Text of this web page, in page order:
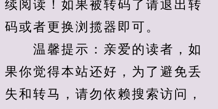
续阅读！如果被转码了请退出转
码或者更换浏揽器即可。
温馨提示：亲爱的读者，如
果你觉得本站还好，为了避免丢
失和转马，请勿依赖搜索访问，